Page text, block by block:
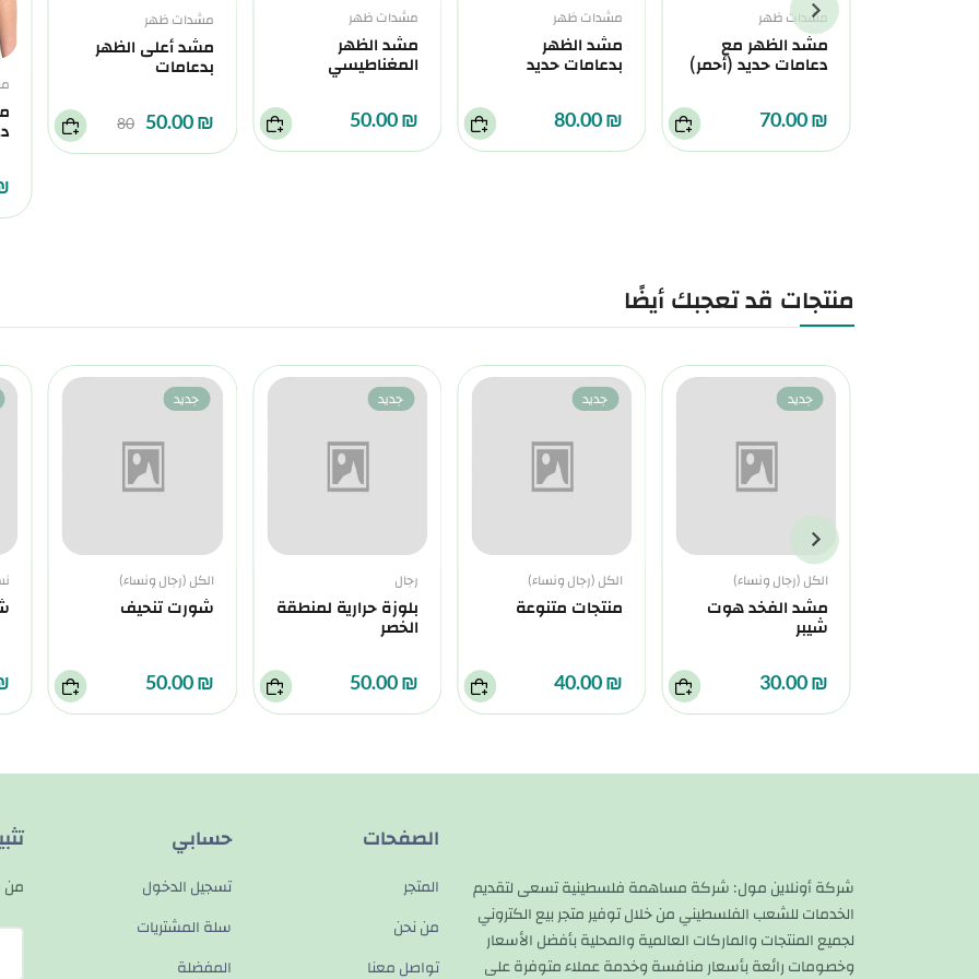
مشدات ظهر
مشد الظهر مع
دعامات حديد (أحمر)
₪ 70.00
مشدات ظهر
مشد الظهر
بدعامات حديد
₪ 80.00
مشدات ظهر
مشد الظهر
المغناطيسي
₪ 50.00
مشدات ظهر
مشد أعلى الظهر
بدعامات
₪ 50.00
80
منتجات قد تعجبك أيضًا
جديد
الكل (رجال ونساء)
مشد الفخد هوت
شيبر
₪ 30.00
جديد
الكل (رجال ونساء)
منتجات متنوعة
₪ 40.00
جديد
رجال
بلوزة حرارية لمنطقة
الخصر
₪ 50.00
جديد
الكل (رجال ونساء)
شورت تنحيف
₪ 50.00
شركة أونلاين مول: شركة مساهمة فلسطينية تسعى لتقديم
الخدمات للشعب الفلسطيني من خلال توفير متجر بيع الكتروني
لجميع المنتجات والماركات العالمية والمحلية بأفضل الأسعار
وخصومات رائعة بأسعار منافسة وخدمة عملاء متوفرة على
الصفحات
المتجر
من نحن
تواصل معنا
حسابي
تسجيل الدخول
سلة المشتريات
المفضلة
من